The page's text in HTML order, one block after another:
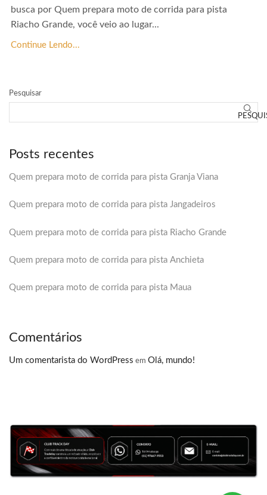
busca por Quem prepara moto de corrida para pista
Riacho Grande, você veio ao lugar...
Continue Lendo...
Pesquisar
Posts recentes
Quem prepara moto de corrida para pista Granja Viana
Quem prepara moto de corrida para pista Jangadeiros
Quem prepara moto de corrida para pista Riacho Grande
Quem prepara moto de corrida para pista Anchieta
Quem prepara moto de corrida para pista Maua
Comentários
Um comentarista do WordPress em Olá, mundo!